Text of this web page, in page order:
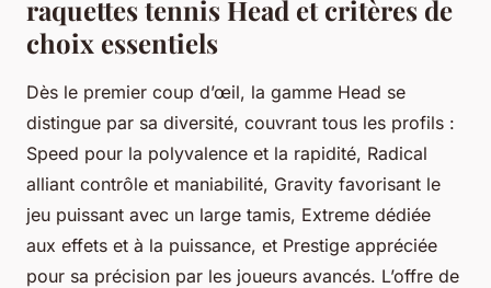
raquettes tennis Head et critères de
choix essentiels
Dès le premier coup d’œil, la gamme Head se
distingue par sa diversité, couvrant tous les profils :
Speed pour la polyvalence et la rapidité, Radical
alliant contrôle et maniabilité, Gravity favorisant le
jeu puissant avec un large tamis, Extreme dédiée
aux effets et à la puissance, et Prestige appréciée
pour sa précision par les joueurs avancés. L’offre de